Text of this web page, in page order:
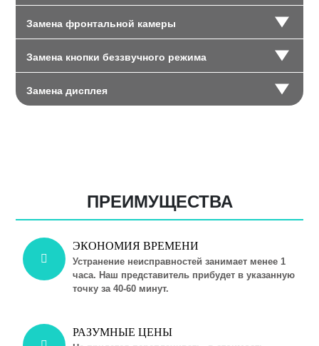
Замена фронтальной камеры
Замена кнопки беззвучного режима
Замена дисплея
ПРЕИМУЩЕСТВА
ЭКОНОМИЯ ВРЕМЕНИ
Устранение неисправностей занимает менее 1
часа. Наш представитель прибудет в указанную
точку за 40-60 минут.
РАЗУМНЫЕ ЦЕНЫ